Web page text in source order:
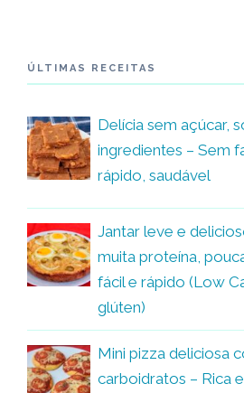
ÚLTIMAS RECEITAS
Delícia sem açúcar,
ingredientes – Sem
rápido, saudável
Jantar leve e
muita proteína,
fácil e rápido (Low
glúten)
Mini pizza deliciosa
carboidratos – Rica